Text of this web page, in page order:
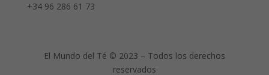
+34 96 286 61 73
El Mundo del Té © 2023 – Todos los derechos
reservados